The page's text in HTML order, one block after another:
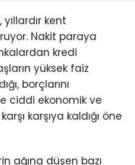
kent
Nakit paraya
kredi
yüksek faiz
borçlarını
ciddi ekonomik ve
karşıya kaldığı öne
ağına düşen bazı